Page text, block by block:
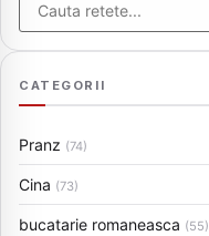
CATEGORII
Pranz (74)
Cina (73)
bucatarie romaneasca (55)